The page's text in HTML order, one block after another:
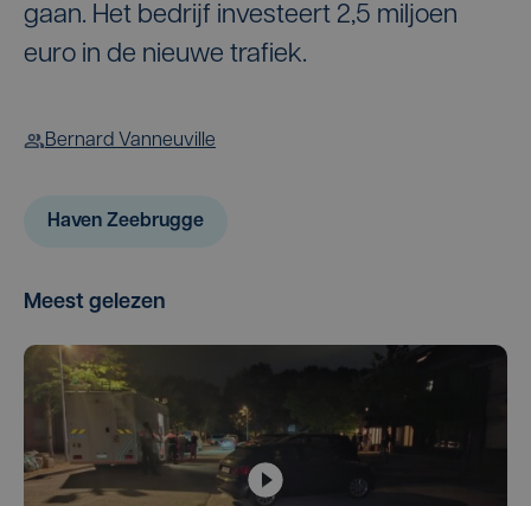
gaan. Het bedrijf investeert 2,5 miljoen
euro in de nieuwe trafiek.
Bernard Vanneuville
Haven Zeebrugge
Meest gelezen